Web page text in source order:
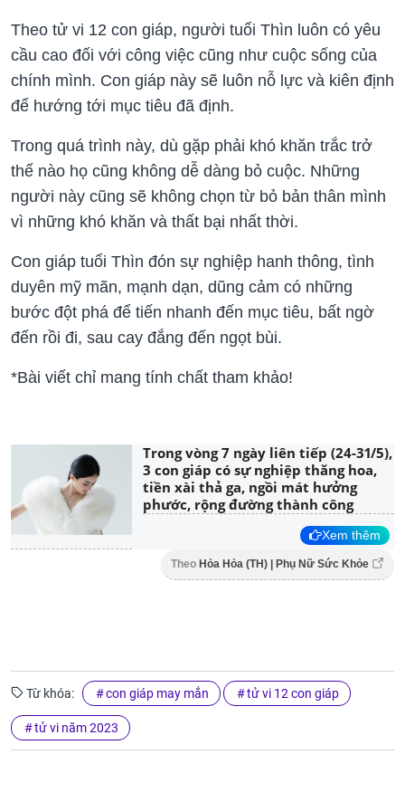
Theo tử vi 12 con giáp, người tuổi Thìn luôn có yêu
cầu cao đối với công việc cũng như cuộc sống của
chính mình. Con giáp này sẽ luôn nỗ lực và kiên định
để hướng tới mục tiêu đã định.
Trong quá trình này, dù gặp phải khó khăn trắc trở
thế nào họ cũng không dễ dàng bỏ cuộc. Những
người này cũng sẽ không chọn từ bỏ bản thân mình
vì những khó khăn và thất bại nhất thời.
Con giáp tuổi Thìn đón sự nghiệp hanh thông, tình
duyên mỹ mãn, mạnh dạn, dũng cảm có những
bước đột phá để tiến nhanh đến mục tiêu, bất ngờ
đến rồi đi, sau cay đắng đến ngọt bùi.
*Bài viết chỉ mang tính chất tham khảo!
Trong vòng 7 ngày liên tiếp (24-31/5),
3 con giáp có sự nghiệp thăng hoa,
tiền xài thả ga, ngồi mát hưởng
phước, rộng đường thành công
Xem thêm
Theo Hỏa Hỏa (TH) | Phụ Nữ Sức Khỏe
Từ khóa: con giáp may mắn tử vi 12 con giáp
tử vi năm 2023